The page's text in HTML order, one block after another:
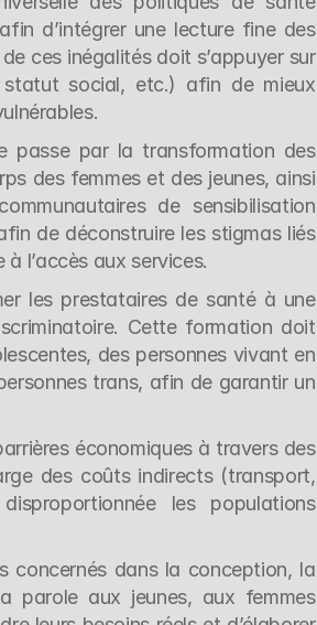
d’intégrer une lecture fine des
ces inégalités doit s’appuyer sur
statut social, etc.) afin de mieux
passe par la transformation des
des femmes et des jeunes, ainsi
de sensibilisation
de déconstruire les stigmas liés
l’accès aux services.
les prestataires de santé à une
Cette formation doit
des personnes vivant en
trans, afin de garantir un
économiques à travers des
des coûts indirects (transport,
les populations
concernés dans la conception, la
parole aux jeunes, aux femmes